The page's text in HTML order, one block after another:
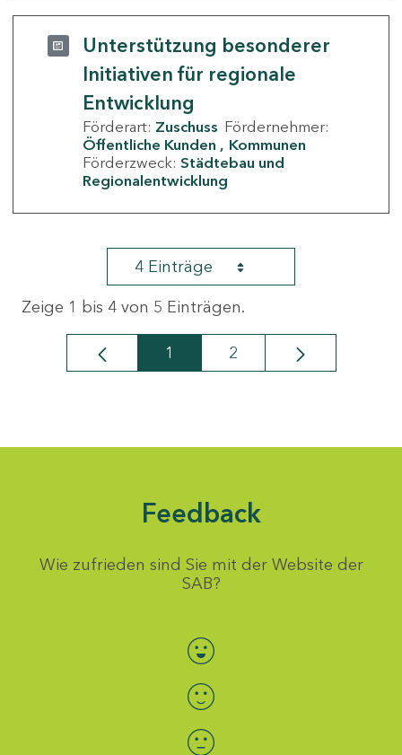
Unterstützung besonderer
Initiativen für regionale
Entwicklung
Förderart: Zuschuss Fördernehmer:
Öffentliche Kunden
Kommunen
Förderzweck: Städtebau und
Regionalentwicklung
4 Einträge
Zeige 1 bis 4 von 5 Einträgen.
Seite
1 Seite
2
Feedback
Wie zufrieden sind Sie mit der Website der
SAB?
Bewertung auswählen